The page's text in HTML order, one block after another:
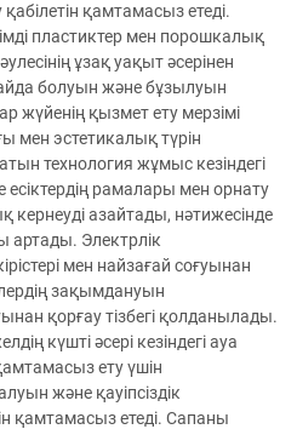
қамтамасыз етеді.
пластиктер мен порошкалық
ұзақ уақыт әсерінен
болуын және бұзылуын
қызмет ету мерзімі
эстетикалық түрін
технология жұмыс кезіндегі
есіктердің рамалары мен орнату
азайтады, нәтижесінде
артады. Электрлік
мен найзағай соғуынан
зақымдануын
қорғау тізбегі қолданылады.
күшті әсері кезіндегі ауа
ету үшін
және қауіпсіздік
қамтамасыз етеді. Сапаны